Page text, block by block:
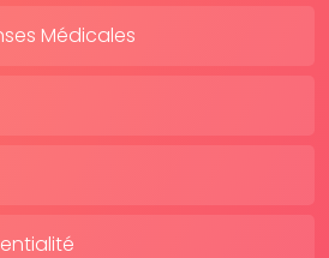
Médicales